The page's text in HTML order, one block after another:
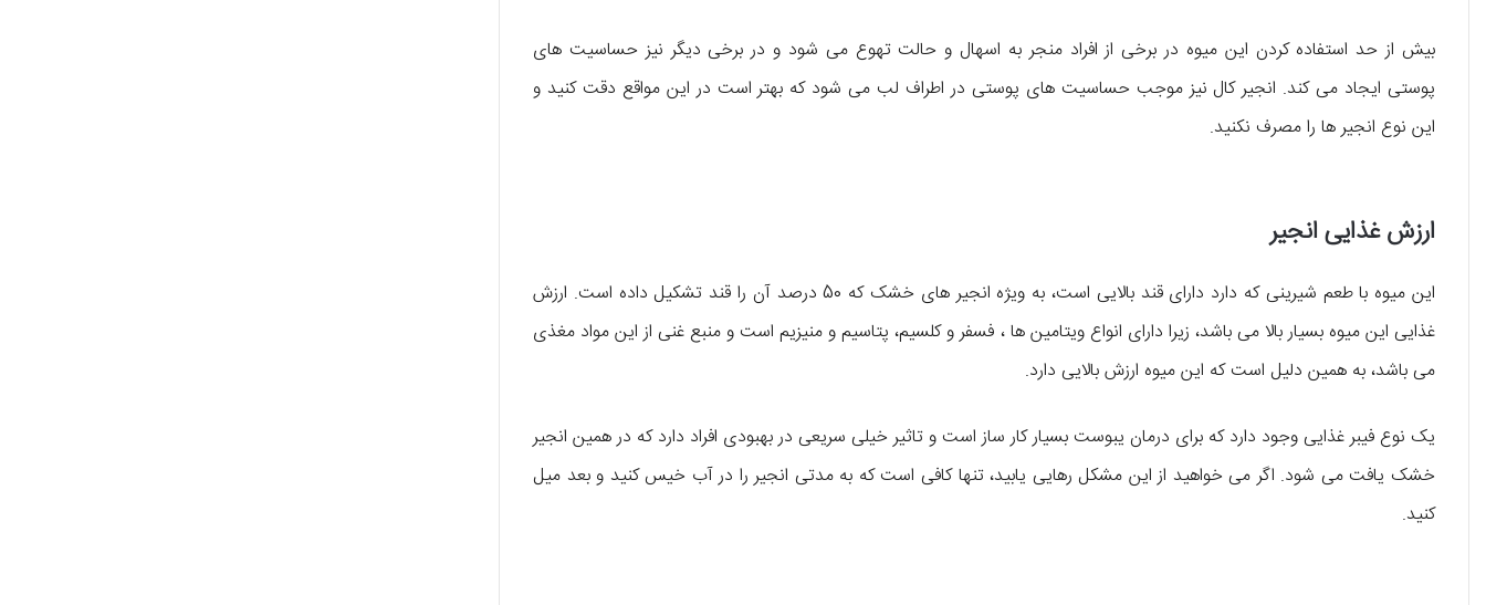
بیش از حد استفاده کردن این میوه در برخی از افراد منجر به اسهال و حالت تهوع می شود و در برخی دیگر نیز حساسیت های
پوستی ایجاد می کند. انجیر کال نیز موجب حساسیت های پوستی در اطراف لب می شود که بهتر است در این مواقع دقت کنید و
این نوع انجیر ها را مصرف نکنید.
ارزش غذایی انجیر
این میوه با طعم شیرینی که دارد دارای قند بالایی است، به ویژه انجیر های خشک که 50 درصد آن را قند تشکیل داده است. ارزش
غذایی این میوه بسیار بالا می باشد، زیرا دارای انواع ویتامین ها ، فسفر و کلسیم، پتاسیم و منیزیم است و منبع غنی از این مواد مغذی
می باشد، به همین دلیل است که این میوه ارزش بالایی دارد.
یک نوع فیبر غذایی وجود دارد که برای درمان یبوست بسیار کار ساز است و تاثیر خیلی سریعی در بهبودی افراد دارد که در همین انجیر
خشک یافت می شود. اگر می خواهید از این مشکل رهایی یابید، تنها کافی است که به مدتی انجیر را در آب خیس کنید و بعد میل
کنید.